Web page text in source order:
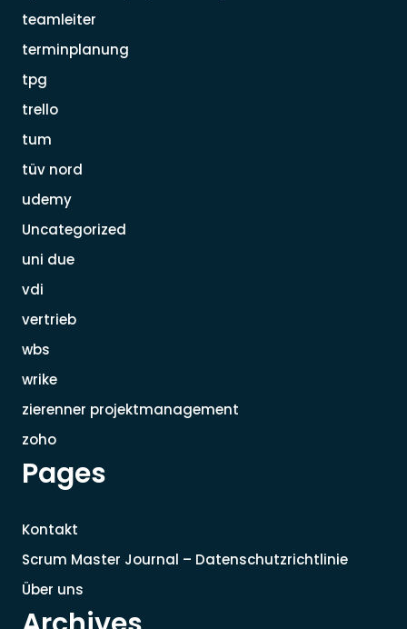
teamleiter
terminplanung
tpg
trello
tum
tüv nord
udemy
Uncategorized
uni due
vdi
vertrieb
wbs
wrike
zierenner projektmanagement
zoho
Pages
Kontakt
Scrum Master Journal – Datenschutzrichtlinie
Über uns